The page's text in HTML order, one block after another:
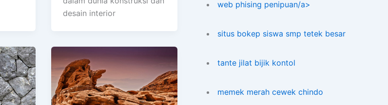
desain interior
web phising penipuan/a>
situs bokep siswa smp tetek besar
tante jilat bijik kontol
memek merah cewek chindo